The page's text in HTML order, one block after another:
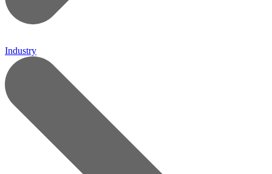
Industry